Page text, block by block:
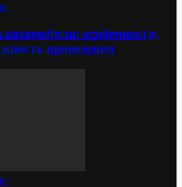
автомобиля: особенности,
проведения